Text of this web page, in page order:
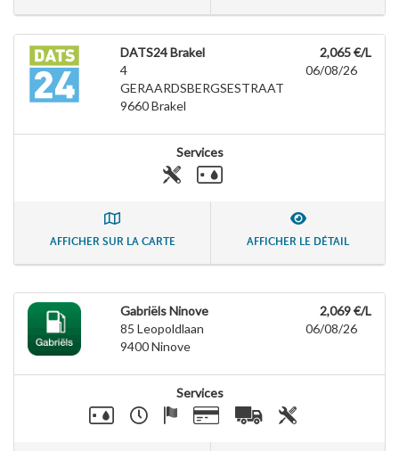
DATS24 Brakel
4
GERAARDSBERGSESTRAAT
9660Brakel
2,065 €/L
06/08/26
Services
AFFICHER SUR LA CARTE AFFICHER LE DÉTAIL
Gabriëls Ninove
85 Leopoldlaan
9400Ninove
2,069 €/L
06/08/26
Services